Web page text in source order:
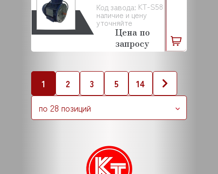
Код завода: KT-S58
наличие и цену
уточняйте
Цена по
запросу
1 2 3 5
14
по 28 позиций